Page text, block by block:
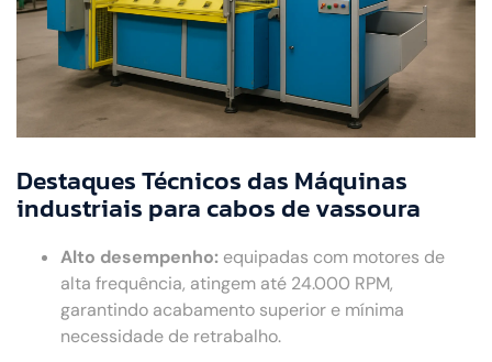
Destaques Técnicos das Máquinas
industriais para cabos de vassoura
Alto desempenho: equipadas com motores de
alta frequência, atingem até 24.000 RPM,
garantindo acabamento superior e mínima
necessidade de retrabalho.